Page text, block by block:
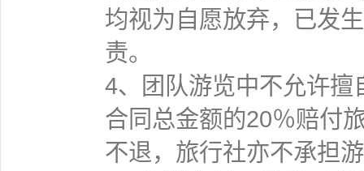
均视为自愿放弃，已发
责。
4、团队游览中不允许
合同总金额的20％赔付
不退，旅行社亦不承担